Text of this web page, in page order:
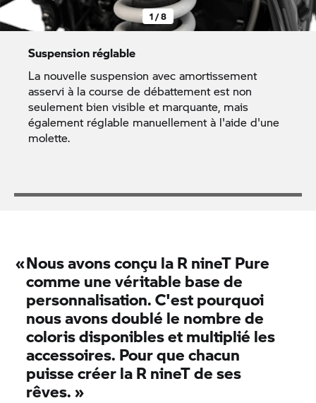
1 / 8
Suspension réglable
La nouvelle suspension avec amortissement
asservi à la course de débattement est non
seulement bien visible et marquante, mais
également réglable manuellement à l'aide d'une
molette.
«Nous avons conçu laR nineT Pure
comme une véritable base de
personnalisation. C'est pourquoi
nous avons doublé le nombre de
coloris disponibles et multiplié les
accessoires. Pour que chacun
puisse créer laR nineTde ses
rêves.»